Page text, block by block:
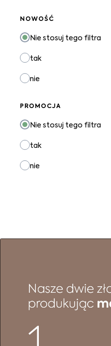
NOWOŚĆ
Nie stosuj tego filtra
tak
nie
PROMOCJA
Nie stosuj tego filtra
tak
nie